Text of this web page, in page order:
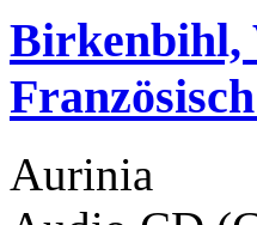
Birkenbihl,
Aurinia